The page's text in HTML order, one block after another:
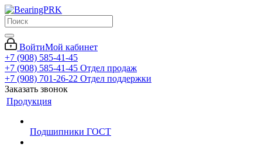
ВойтиМой кабинет
+7 (908) 585-41-45
+7 (908) 585-41-45 Отдел продаж
+7 (908) 701-26-22 Отдел поддержки
Заказать звонок
Продукция
Подшипники ГОСТ